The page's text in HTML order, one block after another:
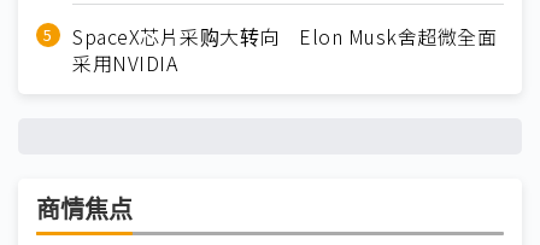
SpaceX芯片采购大转向 Elon Musk舍超微全面
采用NVIDIA
商情焦点